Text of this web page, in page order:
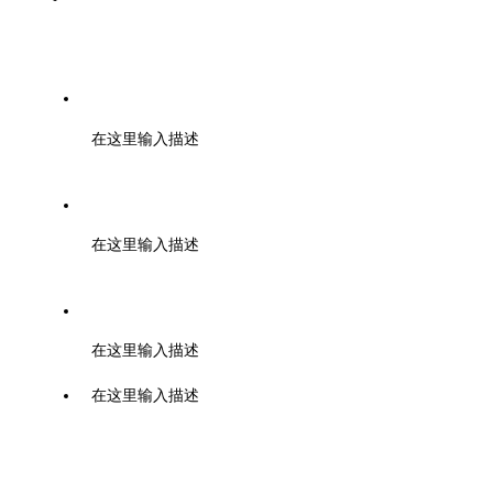
在这里输入描述
在这里输入描述
在这里输入描述
在这里输入描述